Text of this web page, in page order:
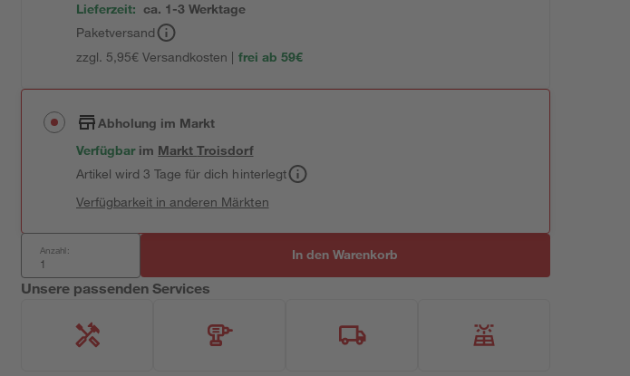
Lieferzeit: ca. 1-3 Werktage
Paketversand
zzgl. 5,95€ Versandkosten | frei ab 59€
Abholung im Markt
Verfügbar im MarktTroisdorf
Artikel wird 3 Tage für dich hinterlegt
Verfügbarkeit in anderen Märkten
Anzahl: In den Warenkorb
Unsere passenden Services